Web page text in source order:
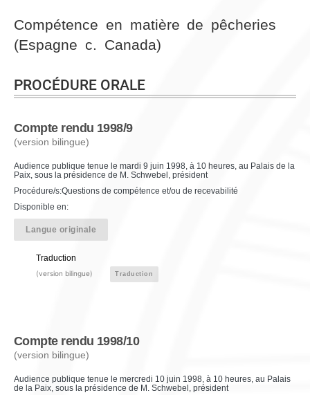
Compétence en matière de pêcheries
(Espagne c. Canada)
PROCÉDURE ORALE
Compte rendu 1998/9
(version bilingue)
Audience publique tenue le mardi 9 juin 1998, à 10 heures, au Palais de la
Paix, sous la présidence de M. Schwebel, président
Procédure/s:Questions de compétence et/ou de recevabilité
Disponible en:
Langue originale
Traduction
(version bilingue) Traduction
Compte rendu 1998/10
(version bilingue)
Audience publique tenue le mercredi 10 juin 1998, à 10 heures, au Palais
de la Paix, sous la présidence de M. Schwebel, président